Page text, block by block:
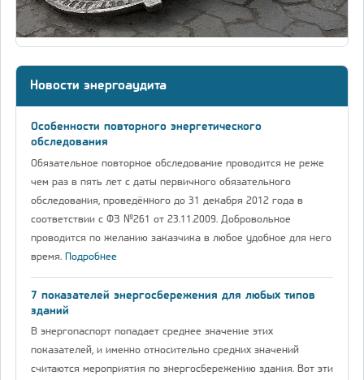
Новости энергоаудита
Особенности повторного энергетического
обследования
Обязательное повторное обследование проводится не реже
чем раз в пять лет с даты первичного обязательного
обследования, проведённого до 31 декабря 2012 года в
соответствии с ФЗ №261 от 23.11.2009. Добровольное
проводится по желанию заказчика в любое удобное для него
время. Подробнее
7 показателей энергосбережения для любых типов
зданий
В энергопаспорт попадает среднее значение этих
показателей, и именно относительно средних значений
считаются мероприятия по энергосбережению здания. Вот эти